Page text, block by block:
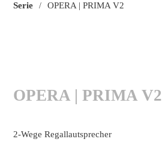
Serie
/ OPERA | PRIMA V2
OPERA | PRIMA V2
2-Wege Regallautsprecher